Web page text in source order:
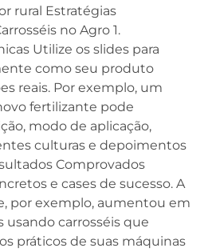
rural Estratégias
no Agro 1.
Utilize os slides para
como seu produto
reais. Por exemplo, um
fertilizante pode
modo de aplicação,
culturas e depoimentos
Comprovados
e cases de sucesso. A
por exemplo, aumentou em
usando carrosséis que
práticos de suas máquinas